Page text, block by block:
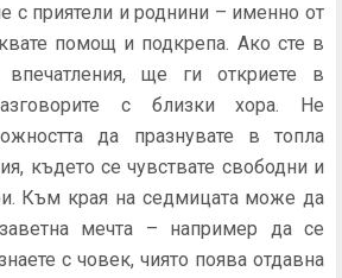
с приятели и роднини – именно от
помощ и подкрепа. Ако сте в
ще ги откриете в
с близки хора. Не
да празнувате в топла
където се чувствате свободни и
Към края на седмицата може да
мечта – например да се
с човек, чиято поява отдавна